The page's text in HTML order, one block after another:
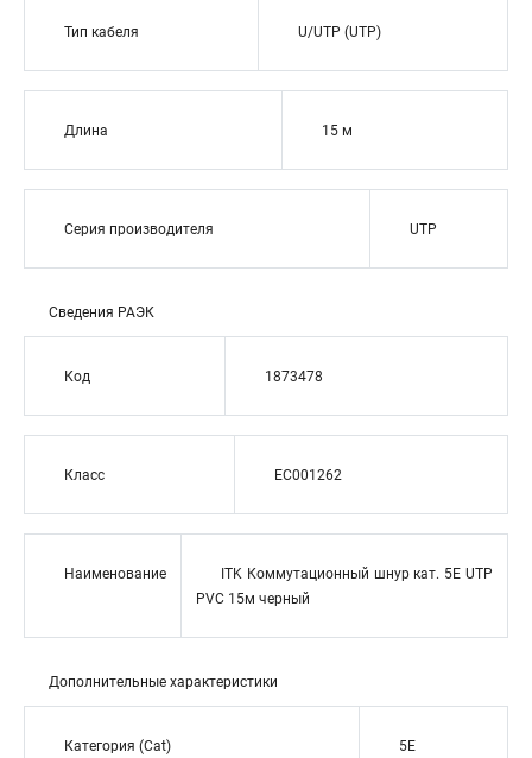
Тип кабеля U/UTP (UTP)
Длина 15 м
Серия производителя UTP
Сведения РАЭК
Код 1873478
Класс EC001262
Наименование
ITK Коммутационный шнур кат. 5Е UTP
PVC 15м черный
Дополнительные характеристики
Категория (Cat) 5E